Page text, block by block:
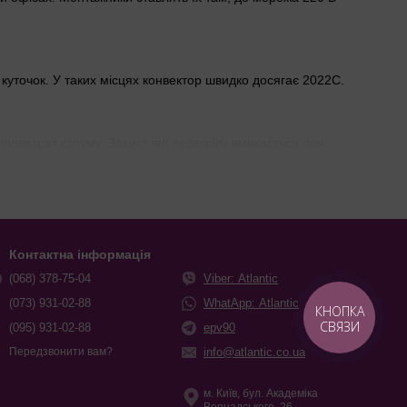
У таких місцях конвектор швидко досягає 2022C.
в спальні важлива стабільність температури вночі.
нагрівачах. Бренди Atlantic чи Noirot роблять такі ТЕН
Контактна інформація
(068) 378-75-04
(073) 931-02-88
(095) 931-02-88
Передзвонити вам?
Viber: Atlantic
WhatApp: Atlantic
epv90
info@atlantic.co.ua
м. Київ, бул. Академіка
КНОПКА
СВЯЗИ